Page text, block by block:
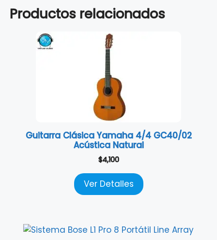
Productos relacionados
Guitarra Clásica Yamaha 4/4 GC40/02
Acústica Natural
$4,100
Ver Detalles